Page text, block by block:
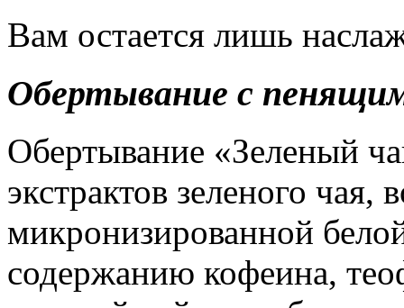
Вам остается лишь
Обертывание с
Обертывание «Зеленый
экстрактов зеленого чая,
микронизированной
содержанию кофеина,